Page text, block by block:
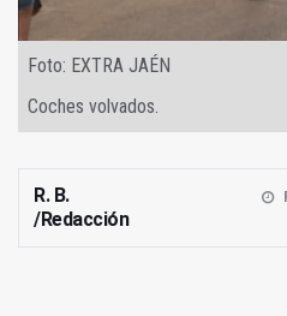
Foto: EXTRA JAÉN
Coches volvados.
R. B.
/Redacción